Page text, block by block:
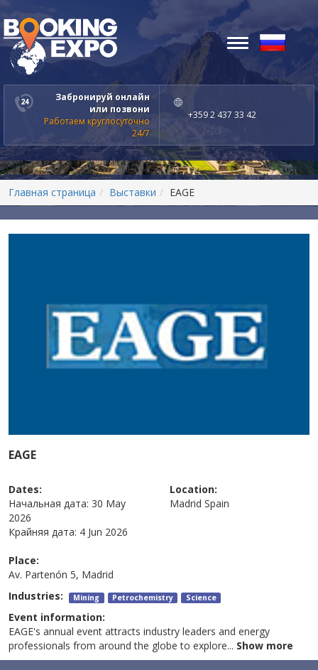
Забронируй онлайн
или позвони
Работаем круглосуточно
24/7
+359 2 437 33 42
Toggle
navigation
Главная страница Выставки EAGE
EAGE
Dates:
Начальная дата: 30 May
2026
Крайняя дата: 4 Jun 2026
Location:
Madrid Spain
Place:
Av. Partenón 5, Madrid
Industries: Mining Petrochemistry Science
Event information:
EAGE's annual event attracts industry leaders and energy
professionals from around the globe to explore... Show more